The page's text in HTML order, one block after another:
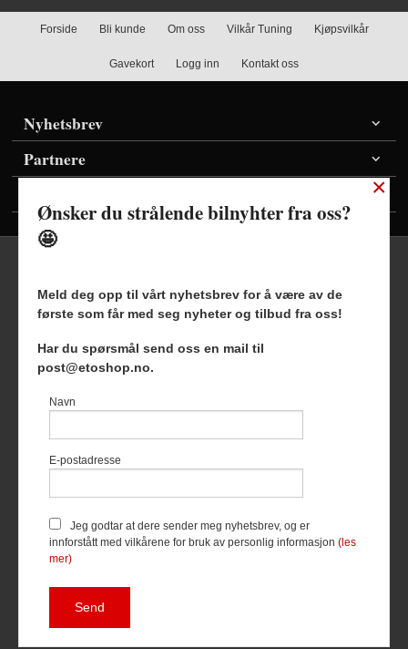
Forside Bli kunde Om oss Vilkår Tuning Kjøpsvilkår
Gavekort Logg inn Kontakt oss
Nyhetsbrev
Partnere
Frakt Kjøpsbetingelser Sikkerhet og personvern
Nyhetsbrev Blogg
Foretaksregisteret 927127954
du får en bedre kjøpsopplevelse og
bruker cookies hovedsaklig til å
hva du har puttet i handlekurven
din. Fortsett å bruke siden som
mer
×
Ønsker du strålende bilnyhter fra oss?
🤩
Meld deg opp til vårt nyhetsbrev for å være av de
første som får med seg nyheter og tilbud fra oss!
Har du spørsmål send oss en mail til
post@etoshop.no.
Navn
E-postadresse
Jeg godtar at dere sender meg nyhetsbrev, og er
innforstått med vilkårene for bruk av personlig informasjon(les
mer)